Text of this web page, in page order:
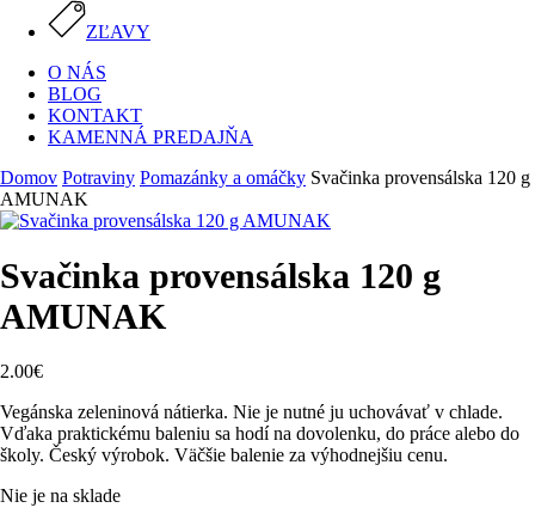
ZĽAVY
O NÁS
BLOG
KONTAKT
KAMENNÁ PREDAJŇA
Domov Potraviny Pomazánky a omáčky Svačinka provensálska 120 g
AMUNAK
Svačinka provensálska 120 g
AMUNAK
2.00€
Vegánska zeleninová nátierka. Nie je nutné ju uchovávať v chlade.
Vďaka praktickému baleniu sa hodí na dovolenku, do práce alebo do
školy. Český výrobok. Väčšie balenie za výhodnejšiu cenu.
Nie je na sklade